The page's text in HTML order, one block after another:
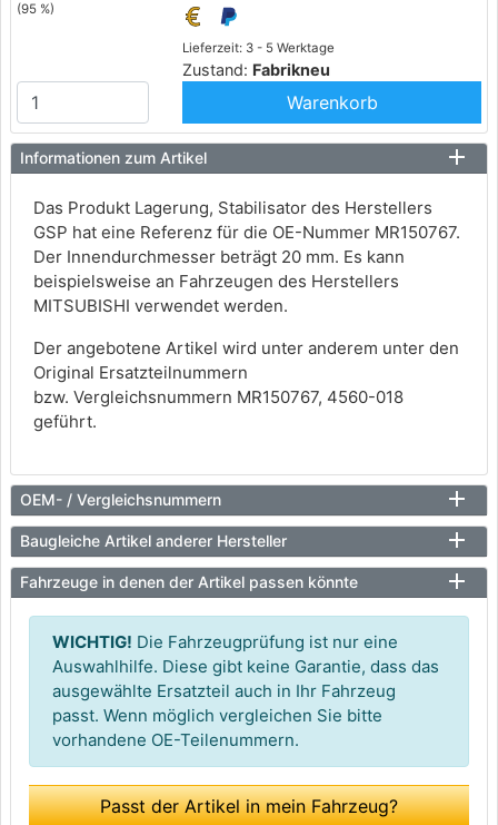
(95 %)
Lieferzeit: 3 - 5 Werktage
Zustand: Fabrikneu
Warenkorb
Informationen zum Artikel
Das Produkt Lagerung, Stabilisator des Herstellers
GSP hat eine Referenz für die OE-Nummer MR150767.
Der Innendurchmesser beträgt 20 mm. Es kann
beispielsweise an Fahrzeugen des Herstellers
MITSUBISHI verwendet werden.
Der angebotene Artikel wird unter anderem unter den
Original Ersatzteilnummern
bzw. Vergleichsnummern MR150767, 4560-018
geführt.
OEM- / Vergleichsnummern
Baugleiche Artikel anderer Hersteller
Fahrzeuge in denen der Artikel passen könnte
WICHTIG! Die Fahrzeugprüfung ist nur eine
Auswahlhilfe. Diese gibt keine Garantie, dass das
ausgewählte Ersatzteil auch in Ihr Fahrzeug
passt. Wenn möglich vergleichen Sie bitte
vorhandene OE-Teilenummern.
Passt der Artikel in mein Fahrzeug?